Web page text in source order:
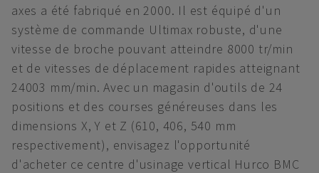
axes a été fabriqué en 2000. Il est équipé d'un
système de commande Ultimax robuste, d'une
vitesse de broche pouvant atteindre 8000 tr/min
et de vitesses de déplacement rapides atteignant
24003 mm/min. Avec un magasin d'outils de 24
positions et des courses généreuses dans les
dimensions X, Y et Z (610, 406, 540 mm
respectivement), envisagez l'opportunité
d'acheter ce centre d'usinage vertical Hurco BMC